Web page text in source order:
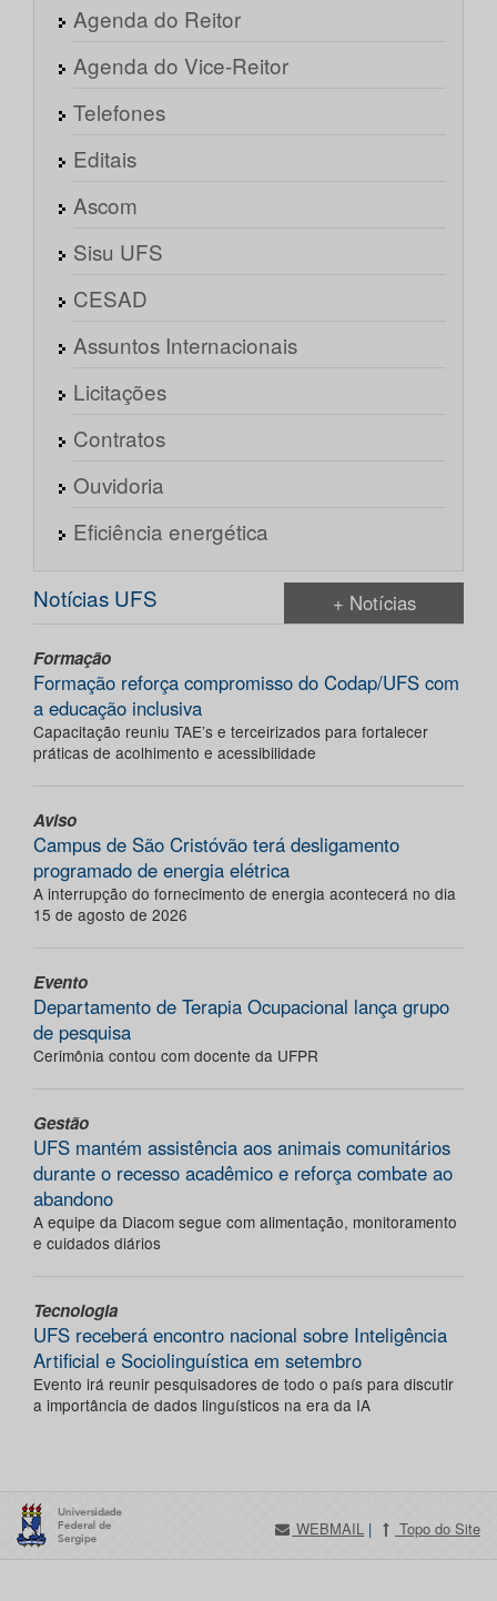
Agenda do Reitor
Agenda do Vice-Reitor
Telefones
Editais
Ascom
Sisu UFS
CESAD
Assuntos Internacionais
Licitações
Contratos
Ouvidoria
Eficiência energética
Notícias UFS + Notícias
Formação
Formação reforça compromisso do Codap/UFS com
a educação inclusiva
Capacitação reuniu TAE’s e terceirizados para fortalecer
práticas de acolhimento e acessibilidade
Aviso
Campus de São Cristóvão terá desligamento
programado de energia elétrica
A interrupção do fornecimento de energia acontecerá no dia
15 de agosto de 2026
Evento
Departamento de Terapia Ocupacional lança grupo
de pesquisa
Cerimônia contou com docente da UFPR
Gestão
UFS mantém assistência aos animais comunitários
durante o recesso acadêmico e reforça combate ao
abandono
A equipe da Diacom segue com alimentação, monitoramento
e cuidados diários
Tecnologia
UFS receberá encontro nacional sobre Inteligência
Artificial e Sociolinguística em setembro
Evento irá reunir pesquisadores de todo o país para discutir
a importância de dados linguísticos na era da IA
WEBMAIL | Topo do Site